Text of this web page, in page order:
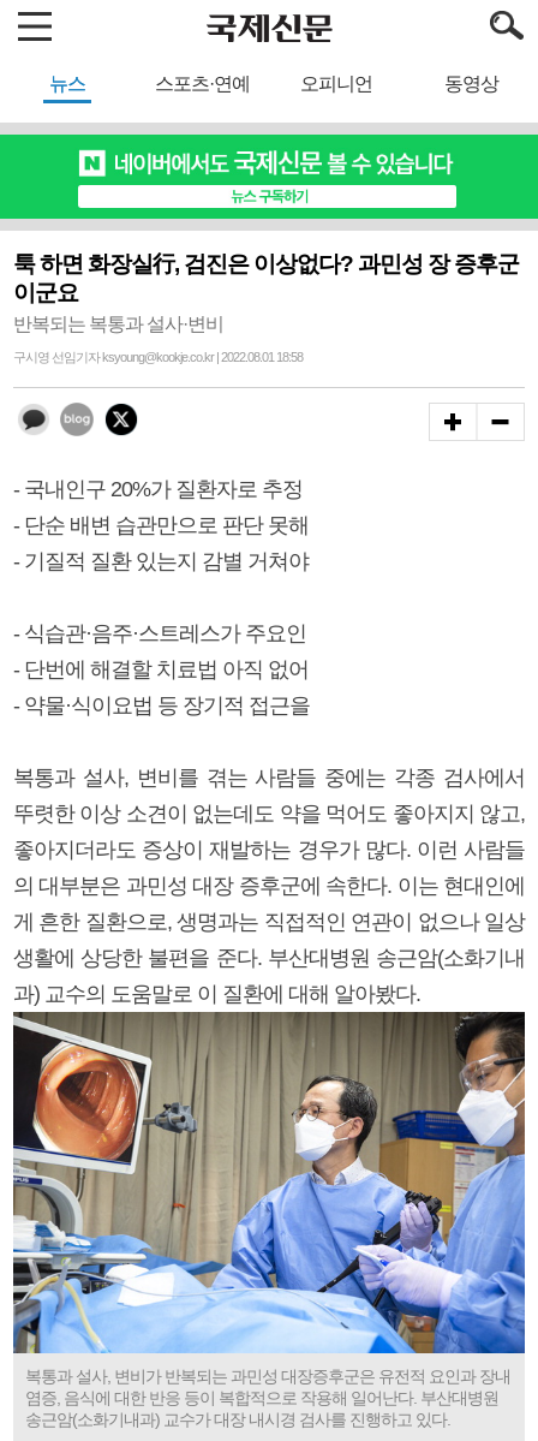
뉴스 스포츠·연예 오피니언 동영상
툭 하면 화장실行, 검진은 이상없다? 과민성 장 증후군
이군요
반복되는 복통과 설사·변비
구시영 선임기자 ksyoung@kookje.co.kr | 2022.08.01 18:58
- 국내인구 20%가 질환자로 추정
- 단순 배변 습관만으로 판단 못해
- 기질적 질환 있는지 감별 거쳐야
- 식습관·음주·스트레스가 주요인
- 단번에 해결할 치료법 아직 없어
- 약물·식이요법 등 장기적 접근을
복통과 설사, 변비를 겪는 사람들 중에는 각종 검사에서
뚜렷한 이상 소견이 없는데도 약을 먹어도 좋아지지 않고,
좋아지더라도 증상이 재발하는 경우가 많다. 이런 사람들
의 대부분은 과민성 대장 증후군에 속한다. 이는 현대인에
게 흔한 질환으로, 생명과는 직접적인 연관이 없으나 일상
생활에 상당한 불편을 준다. 부산대병원 송근암(소화기내
과) 교수의 도움말로 이 질환에 대해 알아봤다.
복통과 설사, 변비가 반복되는 과민성 대장증후군은 유전적 요인과 장내
염증, 음식에 대한 반응 등이 복합적으로 작용해 일어난다. 부산대병원
송근암(소화기내과) 교수가 대장 내시경 검사를 진행하고 있다.